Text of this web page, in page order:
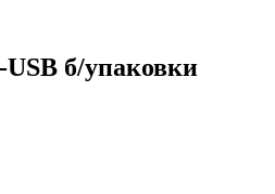
б/упаковки